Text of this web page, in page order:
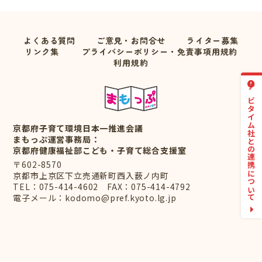
よくある質問 ご意見・お問合せ
ライター募集
リンク集
プライバシーポリシー・免責事項用規約
利用規約
京都府子育て環境日本一推進会議
まもっぷ運営事務局：
京都府健康福祉部こども・子育て総合支援室
〒602-8570
京都市上京区下立売通新町西入薮ノ内町
TEL： 075-414-4602
FAX：075-414-4792
電子メール： kodomo@pref.kyoto.lg.jp ナビタイム社との連携について